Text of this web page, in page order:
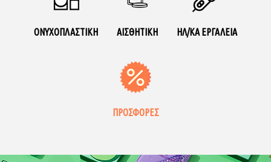
ΟΝΥΧΟΠΛΑΣΤΙΚΗ ΑΙΣΘΗΤΙΚΗ ΗΛ/ΚΑ ΕΡΓΑΛΕΙΑ
ΠΡΟΣΦΟΡΕΣ